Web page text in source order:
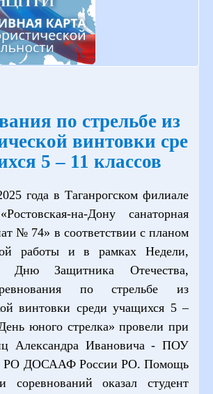
по стрельбе из
винтовки сре
5 – 11 классов
года в Таганрогском филиале
на-Дону санаторная
№ 74» в соответствии с планом
работы и в рамках Недели,
Дню Защитника Отечества,
по стрельбе из
винтовки среди учащихся 5 –
юного стрелка» провели при
Александра Ивановича - ПОУ
РО ДОСААФ России РО. Помощь
соревнований оказал студент